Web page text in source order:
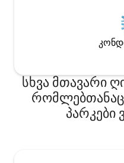
სხვა მთავარი
პარკები